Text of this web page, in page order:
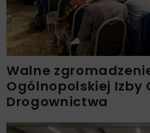
Walne
Ogólnopolskiej Izby
Drogownictwa